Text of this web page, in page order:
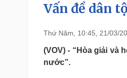
Tổ chức nhân sự
Quốc hội
Pháp luật
Vấn đề dân
Thứ Năm, 10:45, 21/03/
(VOV) - “Hòa giải và
nước”.